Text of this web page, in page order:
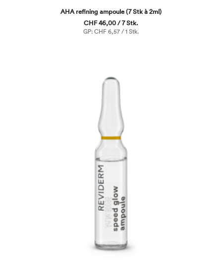
AHA refining ampoule (7 Stk à 2ml)
CHF 46,00 / 7 Stk.
GP: CHF 6,57 / 1 Stk.